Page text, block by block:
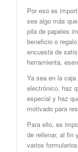
Por eso es
sea algo más
pila de papeles
beneficio o
encuesta de
herramienta,
Ya sea en la
electrónico, haz
especial y haz
motivado para
Para ello, es
de rellenar, al fin
varios